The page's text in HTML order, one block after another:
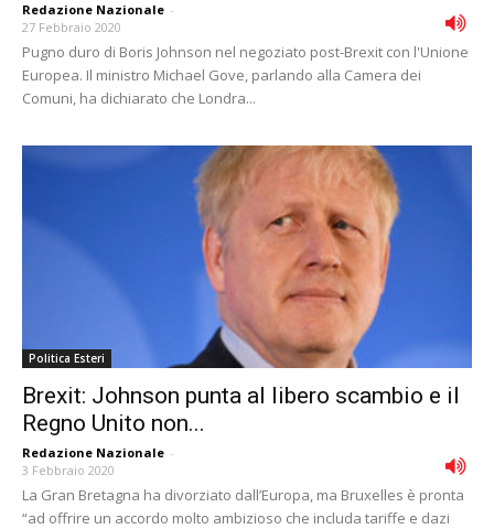
Redazione Nazionale -
27 Febbraio 2020
Pugno duro di Boris Johnson nel negoziato post-Brexit con l'Unione
Europea. Il ministro Michael Gove, parlando alla Camera dei
Comuni, ha dichiarato che Londra...
Politica Esteri
Brexit: Johnson punta al libero scambio e il
Regno Unito non...
Redazione Nazionale -
3 Febbraio 2020
La Gran Bretagna ha divorziato dall’Europa, ma Bruxelles è pronta
“ad offrire un accordo molto ambizioso che includa tariffe e dazi